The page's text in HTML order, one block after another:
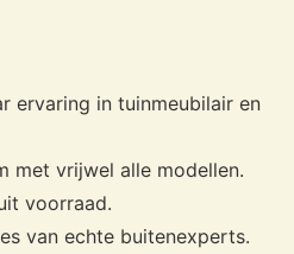
ervaring in tuinmeubilair en
met vrijwel alle modellen.
voorraad.
van echte buitenexperts.